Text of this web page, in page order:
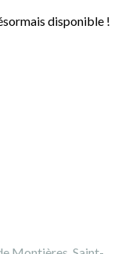
disponible !